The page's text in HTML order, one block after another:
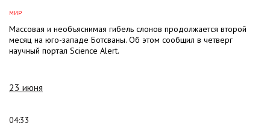
МИР
Массовая и необъяснимая гибель слонов продолжается второй
месяц на юго-западе Ботсваны. Об этом сообщил в четверг
научный портал Science Alert.
23 июня
04:33